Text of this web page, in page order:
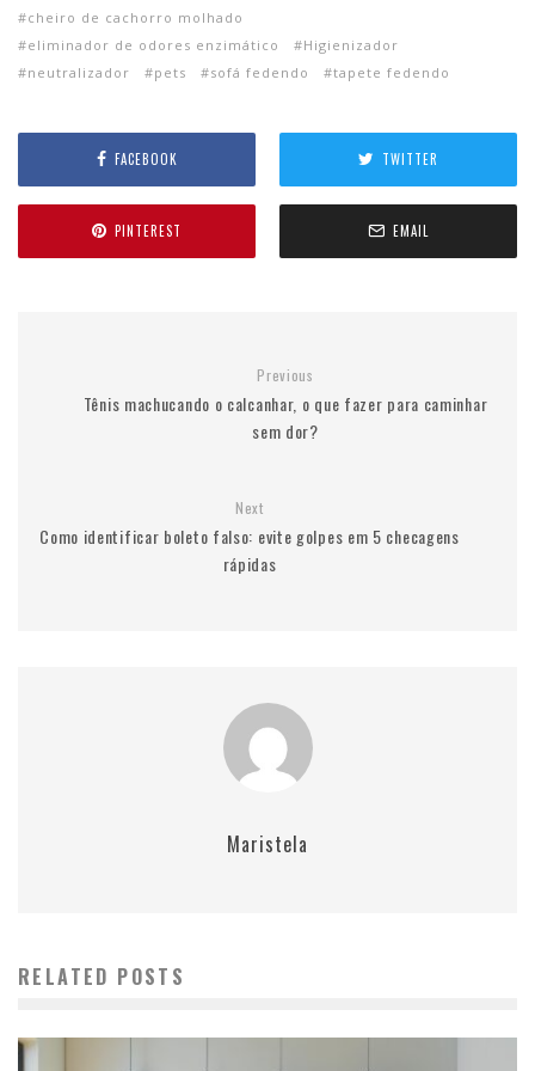
cheiro de cachorro molhado
eliminador de odores enzimático
Higienizador
neutralizador
pets sofá fedendo tapete fedendo
FACEBOOK TWITTER
PINTEREST EMAIL
Previous
Tênis machucando o calcanhar, o que fazer para caminhar
sem dor?
Next
Como identificar boleto falso: evite golpes em 5 checagens
rápidas
Maristela
RELATED POSTS